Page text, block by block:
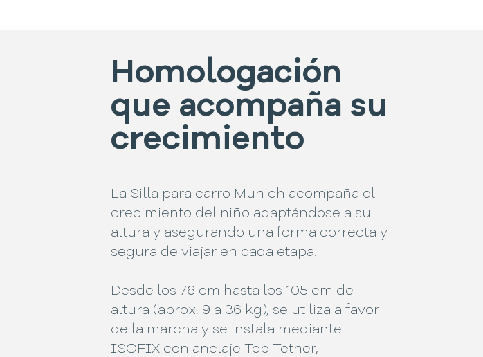
Homologación
que acompaña su
crecimiento
La Silla para carro Munich acompaña el
crecimiento del niño adaptándose a su
altura y asegurando una forma correcta y
segura de viajar en cada etapa.
Desde los 76 cm hasta los 105 cm de
altura (aprox. 9 a 36 kg), se utiliza a favor
de la marcha y se instala mediante
ISOFIX con anclaje Top Tether,